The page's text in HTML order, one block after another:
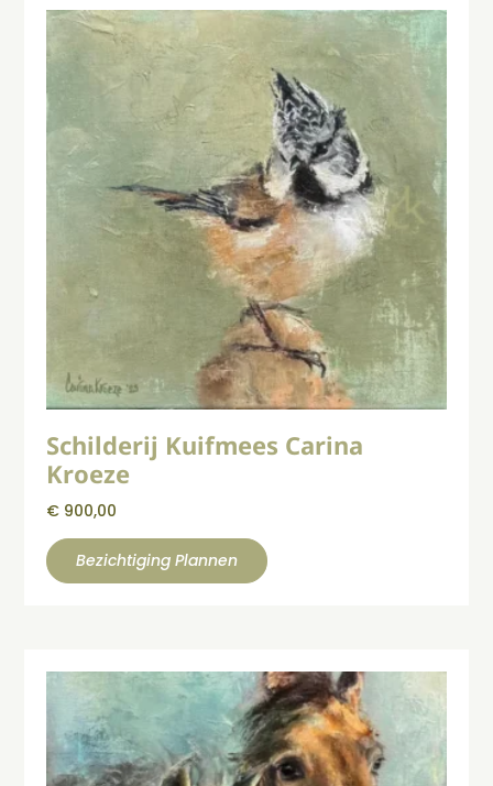
Schilderij Kuifmees Carina
Kroeze
€ 900,00
Bezichtiging Plannen